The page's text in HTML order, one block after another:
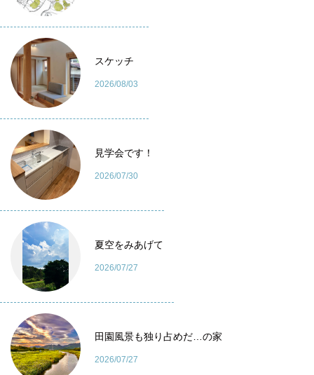
スケッチ
2026/08/03
見学会です！
2026/07/30
夏空をみあげて
2026/07/27
田園風景も独り占めだ…の家
2026/07/27